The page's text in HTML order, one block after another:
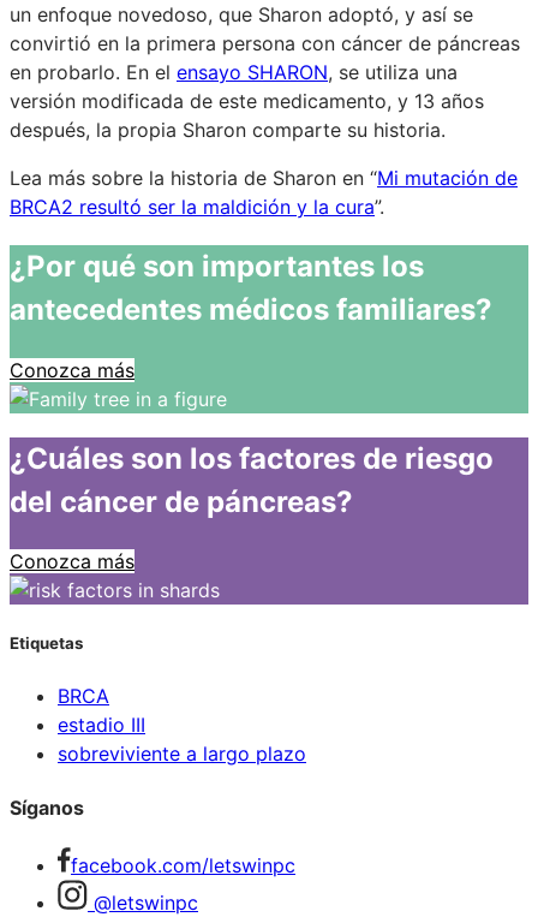
un enfoque novedoso, que Sharon adoptó, y así se
convirtió en la primera persona con cáncer de páncreas
en probarlo. En el ensayo SHARON, se utiliza una
versión modificada de este medicamento, y 13 años
después, la propia Sharon comparte su historia.
Lea más sobre la historia de Sharon en “Mi mutación de
BRCA2 resultó ser la maldición y la cura”.
¿Por qué son importantes los
antecedentes médicos familiares?
Conozca más
¿Cuáles son los factores de riesgo
del cáncer de páncreas?
Conozca más
Etiquetas
BRCA
estadio III
sobreviviente a largo plazo
Síganos
facebook.com/letswinpc
@letswinpc